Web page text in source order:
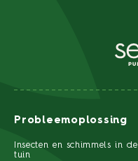
Probleemoplossing
Insecten en schimmels in de
tuin